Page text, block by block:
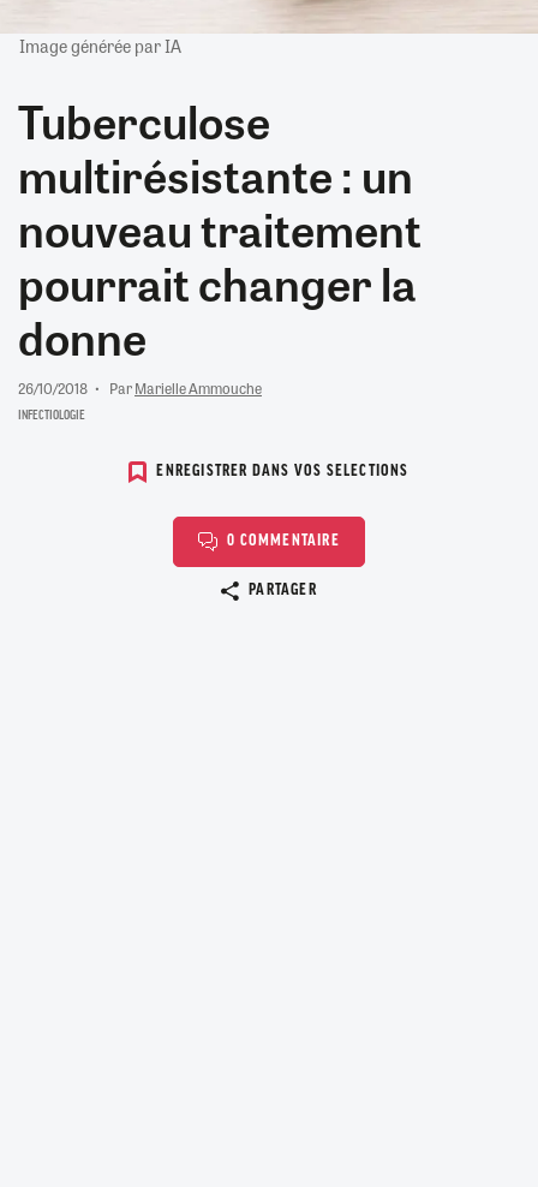
Image générée par IA
Tuberculose
multirésistante : un
nouveau traitement
pourrait changer la
donne
26/10/2018 ParMarielle Ammouche
INFECTIOLOGIE
ENREGISTRER DANS VOS SELECTIONS
0 COMMENTAIRE
PARTAGER